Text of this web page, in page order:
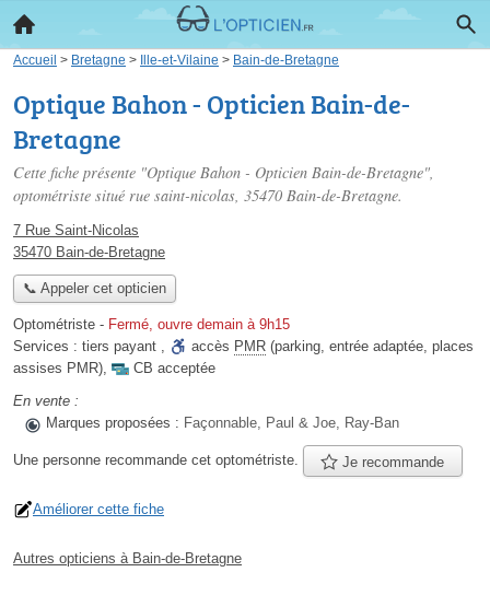
Accueil > Bretagne > Ille-et-Vilaine > Bain-de-Bretagne
Optique Bahon - Opticien Bain-de-
Bretagne
Cette fiche présente "Optique Bahon - Opticien Bain-de-Bretagne",
optométriste situé rue saint-nicolas, 35470 Bain-de-Bretagne.
7 Rue Saint-Nicolas
35470 Bain-de-Bretagne
📞 Appeler cet opticien
Optométriste - Fermé, ouvre demain à 9h15
Services : tiers payant , accès PMR (parking, entrée adaptée, places
assises PMR),
CB acceptée
En vente :
Marques proposées : Façonnable, Paul & Joe, Ray-Ban
Une personne recommande cet optométriste. Je recommande
Améliorer cette fiche
Autres opticiens à Bain-de-Bretagne